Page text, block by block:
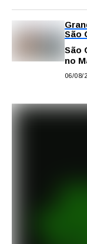
São
São
no
06/08/